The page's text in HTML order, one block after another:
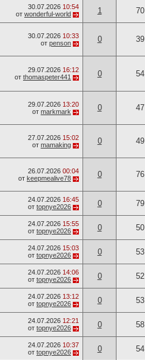
30.07.2026 10:54
от wonderful-world 1 70
30.07.2026 10:33
от penson 0 39
29.07.2026 16:12
от thomaspeter441 0 54
29.07.2026 13:20
от markmark 0 47
27.07.2026 15:02
от mamaking 0 49
26.07.2026 00:04
от keepmealive78 0 76
24.07.2026 16:45
от topnye2026 0 79
24.07.2026 15:55
от topnye2026 0 50
24.07.2026 15:03
от topnye2026 0 53
24.07.2026 14:06
от topnye2026 0 52
24.07.2026 13:12
от topnye2026 0 53
24.07.2026 12:21
от topnye2026 0 58
24.07.2026 10:37
от topnye2026 0 54